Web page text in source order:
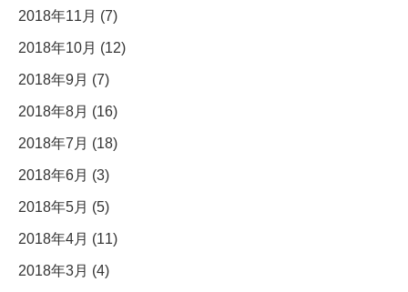
2018年11月 (7)
2018年10月 (12)
2018年9月 (7)
2018年8月 (16)
2018年7月 (18)
2018年6月 (3)
2018年5月 (5)
2018年4月 (11)
2018年3月 (4)